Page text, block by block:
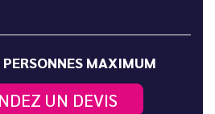
PERSONNES MAXIMUM
UN DEVIS